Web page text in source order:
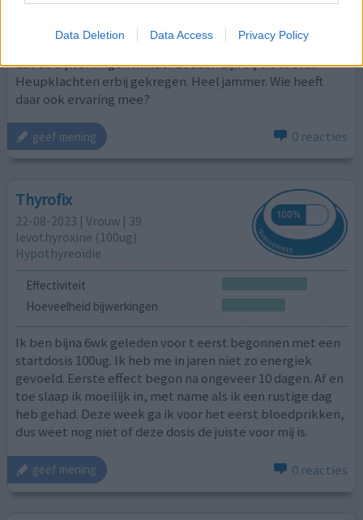
Data Deletion Data Access Privacy Policy
Het middel Thyrax is door apotheker verstrekt terwijl ik
altijd andere had, wel Levotheroxine natrium Ik hoopte
dat de bijwerkingen minder zouden zijn bij dit toeval.
Heupklachten erbij gekregen. Heel jammer. Wie heeft
daar ook ervaring mee?
geef mening 0 reacties
Thyrofix
22-08-2023 | Vrouw | 39
levothyroxine (100ug)
Hypothyreoïdie
Effectiviteit
Hoeveelheid bijwerkingen
Ik ben bijna 6wk geleden voor t eerst begonnen met een
startdosis 100ug. Ik heb me in jaren niet zo energiek
gevoeld. Eerste effect begon na ongeveer 10 dagen. Af en
toe slaap ik moeilijk in, met name als ik een rustige dag
heb gehad. Deze week ga ik voor het eerst bloedprikken,
dus weet nog niet of deze dosis de juiste voor mij is.
geef mening 0 reacties